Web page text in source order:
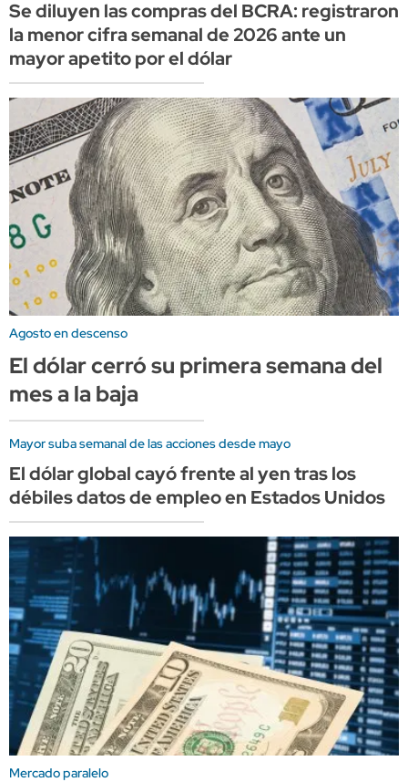
Se diluyen las compras del BCRA: registraron
la menor cifra semanal de 2026 ante un
mayor apetito por el dólar
Agosto en descenso
El dólar cerró su primera semana del
mes a la baja
Mayor suba semanal de las acciones desde mayo
El dólar global cayó frente al yen tras los
débiles datos de empleo en Estados Unidos
Mercado paralelo